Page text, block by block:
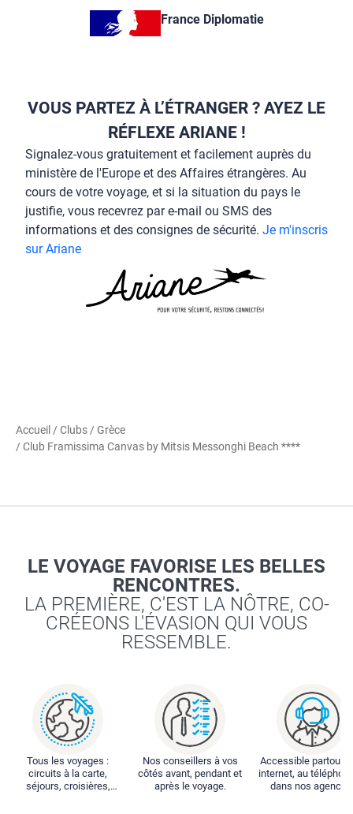
France Diplomatie
VOUS PARTEZ À L’ÉTRANGER ? AYEZ LE
RÉFLEXE ARIANE !
Signalez-vous gratuitement et facilement auprès du
ministère de l'Europe et des Affaires étrangères. Au
cours de votre voyage, et si la situation du pays le
justifie, vous recevrez par e-mail ou SMS des
informations et des consignes de sécurité. Je m'inscris
sur Ariane
Accueil /Clubs / Grèce
/ Club Framissima Canvas by Mitsis Messonghi Beach ****
LE VOYAGE FAVORISE LES BELLES
RENCONTRES.
LA PREMIÈRE, C'EST LA NÔTRE, CO-
CRÉEONS L'ÉVASION QUI VOUS
RESSEMBLE.
Tous les voyages :
circuits à la carte,
séjours, croisières,
Nos conseillers à vos
côtés avant, pendant et
après le voyage.
Accessible partout :
internet, au
dans nos